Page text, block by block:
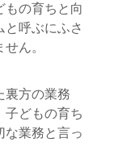
もの育ちと向
と呼ぶにふさ
ん。
裏方の業務
子どもの育ち
な業務と言っ